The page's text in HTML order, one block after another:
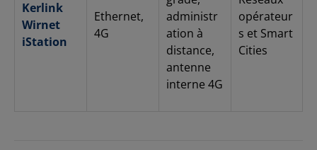
Kerlink
Wirnet
iStation
Ethernet,
4G
administr
ation à
distance,
antenne
interne 4G
opérateur
s et Smart
Cities